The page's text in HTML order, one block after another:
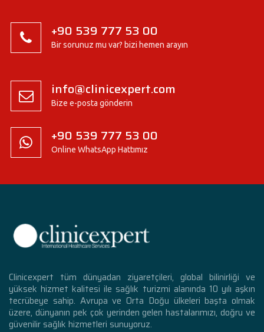
+90 539 777 53 00
Bir sorunuz mu var? bizi hemen arayın
info@clinicexpert.com
Bize e-posta gönderin
+90 539 777 53 00
Online WhatsApp Hattımız
Clinicexpert tüm dünyadan ziyaretçileri, global bilinirliği ve
yüksek hizmet kalitesi ile sağlık turizmi alanında 10 yılı aşkın
tecrübeye sahip. Avrupa ve Orta Doğu ülkeleri başta olmak
üzere, dünyanın pek çok yerinden gelen hastalarımızı, doğru ve
güvenilir sağlık hizmetleri sunuyoruz.